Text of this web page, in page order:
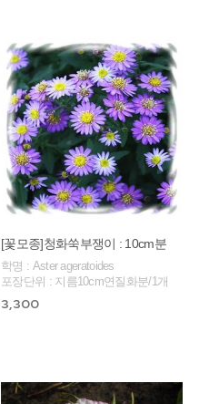
[꽃모종]청화쑥부쟁이 : 10cm분
학명 : Aster ageratoides
포장단위 : 지름10cm연질화분/1개
3,300